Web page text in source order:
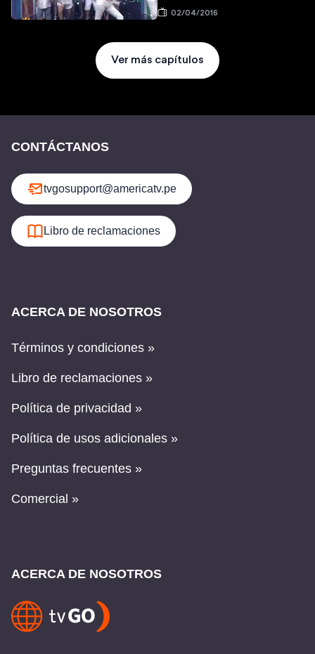
02/04/2016
Ver más capítulos
CONTÁCTANOS
tvgosupport@americatv.pe
Libro de reclamaciones
ACERCA DE NOSOTROS
Términos y condiciones »
Libro de reclamaciones »
Política de privacidad »
Política de usos adicionales »
Preguntas frecuentes »
Comercial »
ACERCA DE NOSOTROS